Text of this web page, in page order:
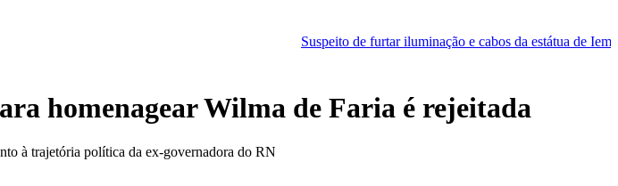
Suspeito de furtar iluminação e cabos da estátua de Iemanjá é preso em
homenagear Wilma de Faria é rejeitada
à trajetória política da ex-governadora do RN